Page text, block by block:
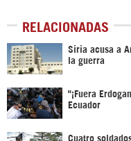
RELACIONADAS
Siria acusa a
la guerra
"¡Fuera
Ecuador
Cuatro